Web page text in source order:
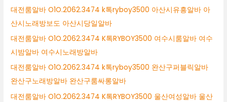
대전룸알바 O1O.2062.3474 k톡ryboy3500 아산시유흥알바 아
산시노래방보도 아산시당일알바
대전룸알바 O1O.2062.3474 K톡RYBOY3500 여수시룸알바 여수
시밤알바 여수시노래방알바
대전룸알바 O1O.2062.3474 k톡ryboy3500 완산구퍼블릭알바
완산구노래방알바 완산구룸싸롱알바
대전룸알바 O1O.2062.3474 K톡RYBOY3500 울산여성알바 울산